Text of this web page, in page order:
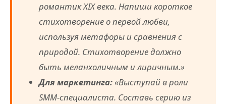
романтик XIX века. Напиши короткое
стихотворение о первой любви,
используя метафоры и сравнения с
природой. Стихотворение должно
быть меланхоличным и лиричным.»
Для маркетинга:«Выступай в роли
SMM-специалиста. Составь серию из